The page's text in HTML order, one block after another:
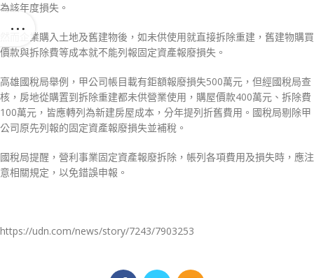
為該年度損失。
然而企業購入土地及舊建物後，如未供使用就直接拆除重建，舊建物購買
價款與拆除費等成本就不能列報固定資產報廢損失。
高雄國稅局舉例，甲公司帳目載有鉅額報廢損失500萬元，但經國稅局查
核，房地從購置到拆除重建都未供營業使用，購屋價款400萬元、拆除費
100萬元，皆應轉列為新建房屋成本，分年提列折舊費用。國稅局剔除甲
公司原先列報的固定資產報廢損失並補稅。
國稅局提醒，營利事業固定資產報廢拆除，帳列各項費用及損失時，應注
意相關規定，以免錯誤申報。
https://udn.com/news/story/7243/7903253